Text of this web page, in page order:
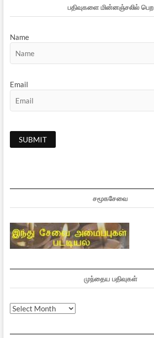
பதிவுகளை மின்னஞ்சலில் பெற
Name
Email
சமூகசேவை
முந்தைய பதிவுகள்
முந்தைய